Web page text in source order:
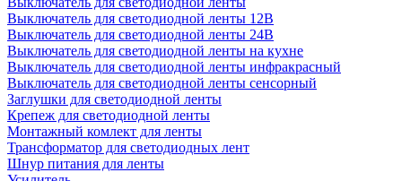
Выключатель для светодиодной ленты 12В
Выключатель для светодиодной ленты 24В
Выключатель для светодиодной ленты на кухне
Выключатель для светодиодной ленты инфракрасный
Выключатель для светодиодной ленты сенсорный
Заглушки для светодиодной ленты
Крепеж для светодиодной ленты
Монтажный комлект для ленты
Трансформатор для светодиодных лент
Шнур питания для ленты